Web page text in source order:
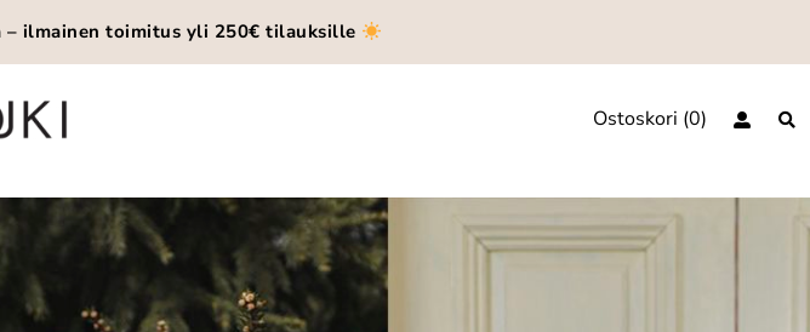
ilmainen toimitus yli 250€ tilauksille
Ostoskori 0